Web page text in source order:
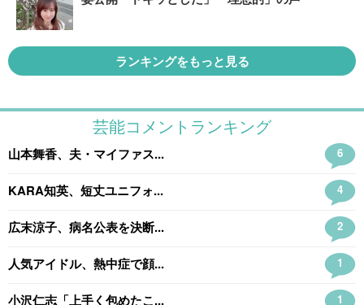
ランキングをもっと見る